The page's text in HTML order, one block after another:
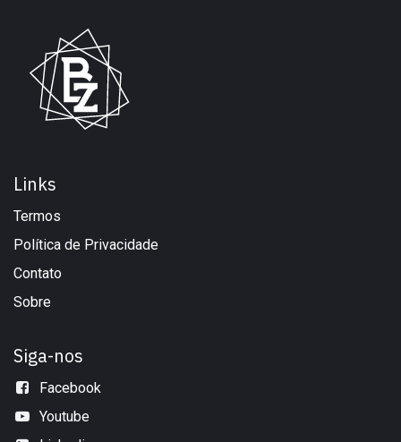
Links
Termos
Política de Privacidade
Contato
Sobre
Siga-nos
Facebook
Youtube